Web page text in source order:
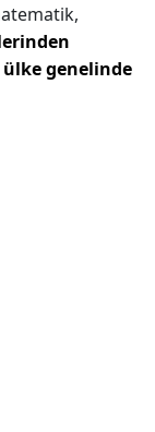
ülke genelinde